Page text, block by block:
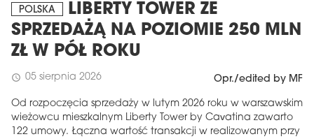
POLSKA
LIBERTY TOWER ZE
SPRZEDAŻĄ NA POZIOMIE 250 MLN
ZŁ W PÓŁ ROKU
schedule 05 sierpnia 2026 Opr./edited by MF
Od rozpoczęcia sprzedaży w lutym 2026 roku w warszawskim
wieżowcu mieszkalnym Liberty Tower by Cavatina zawarto
122 umowy. Łączna wartość transakcji w realizowanym przy